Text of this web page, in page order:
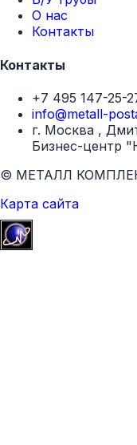
О нас
Контакты
Контакты
+7 495 147-25-
info@metall-
г. Москва ,
Бизнес-центр
© МЕТАЛЛ
Карта сайта